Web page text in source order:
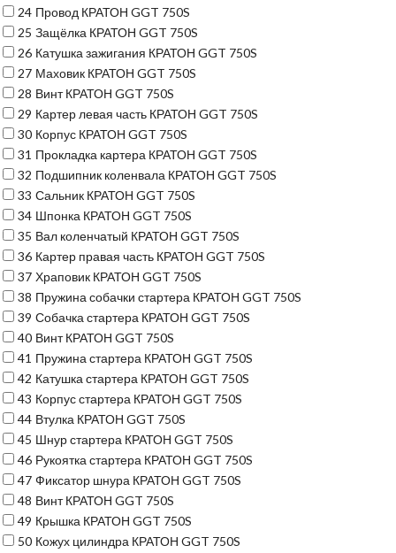
24 Провод КРАТОН GGT 750S
25 Защёлка КРАТОН GGT 750S
26 Катушка зажигания КРАТОН GGT 750S
27 Маховик КРАТОН GGT 750S
28 Винт КРАТОН GGT 750S
29 Картер левая часть КРАТОН GGT 750S
30 Корпус КРАТОН GGT 750S
31 Прокладка картера КРАТОН GGT 750S
32 Подшипник коленвала КРАТОН GGT 750S
33 Сальник КРАТОН GGT 750S
34 Шпонка КРАТОН GGT 750S
35 Вал коленчатый КРАТОН GGT 750S
36 Картер правая часть КРАТОН GGT 750S
37 Храповик КРАТОН GGT 750S
38 Пружина собачки стартера КРАТОН GGT 750S
39 Собачка стартера КРАТОН GGT 750S
40 Винт КРАТОН GGT 750S
41 Пружина стартера КРАТОН GGT 750S
42 Катушка стартера КРАТОН GGT 750S
43 Корпус стартера КРАТОН GGT 750S
44 Втулка КРАТОН GGT 750S
45 Шнур стартера КРАТОН GGT 750S
46 Рукоятка стартера КРАТОН GGT 750S
47 Фиксатор шнура КРАТОН GGT 750S
48 Винт КРАТОН GGT 750S
49 Крышка КРАТОН GGT 750S
50 Кожух цилиндра КРАТОН GGT 750S